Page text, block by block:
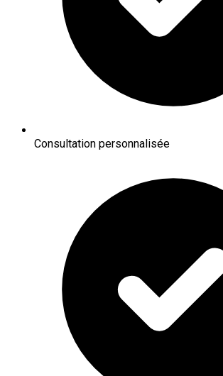
Consultation personnalisée